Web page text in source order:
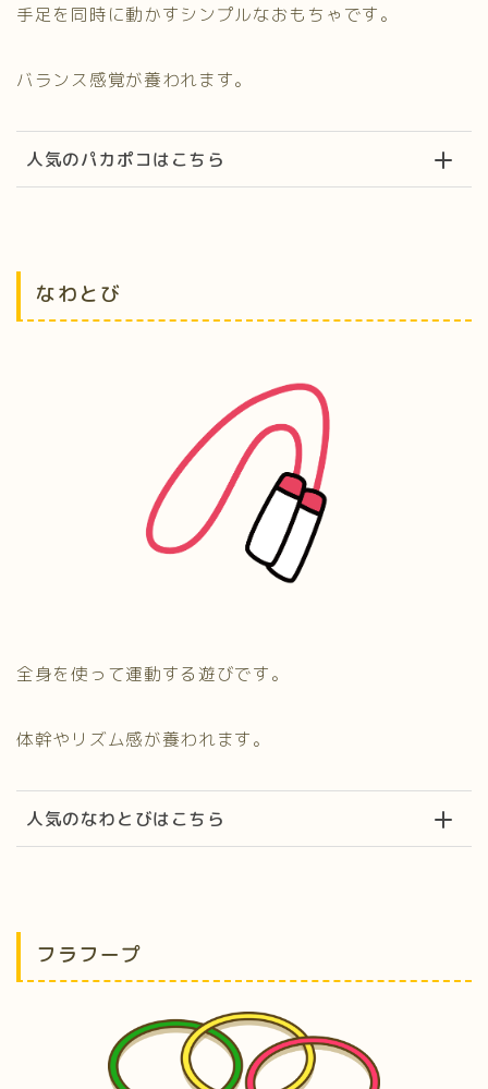
手足を同時に動かすシンプルなおもちゃです。
バランス感覚が養われます。
人気のパカポコはこちら
なわとび
全身を使って運動する遊びです。
体幹やリズム感が養われます。
人気のなわとびはこちら
フラフープ